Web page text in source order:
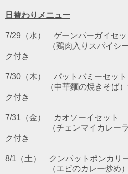
日替わりメニュー
7/29（水） ゲーンパーガイ セッ
（鶏肉入りスパイシース
ク付き
7/30 （木） パットバミーセット
（中華麵の焼きそば）サ
ク付き
7/31（金） カオソーイ セット
（チェンマイカレーラー
ク付き
8/1（土） クンパットポンカリ
（エビのカレー炒め）サ